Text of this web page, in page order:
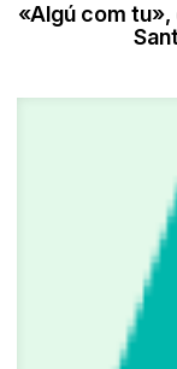
«Algú com